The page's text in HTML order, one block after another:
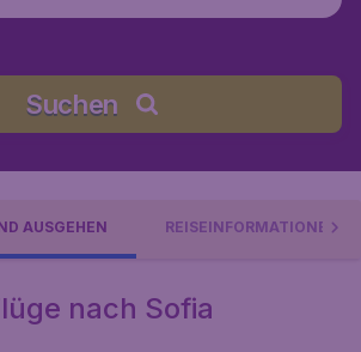
Suchen
AUSGEHEN REISEINFORMATIONEN
nach Sofia